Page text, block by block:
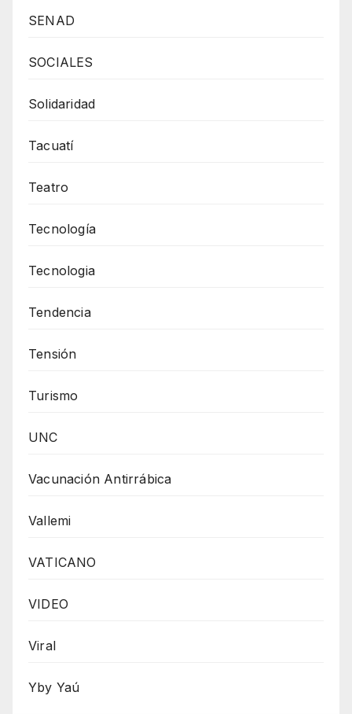
SENAD
SOCIALES
Solidaridad
Tacuatí
Teatro
Tecnología
Tecnologia
Tendencia
Tensión
Turismo
UNC
Vacunación Antirrábica
Vallemi
VATICANO
VIDEO
Viral
Yby Yaú